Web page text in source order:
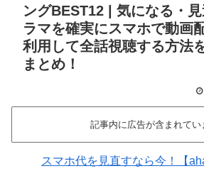
ングBEST12 | 気になる・
ラマを確実にスマホで動画
利用して全話視聴する方法
まとめ！
記事内に広告が含まれてい
スマホ代を見直すなら今！【